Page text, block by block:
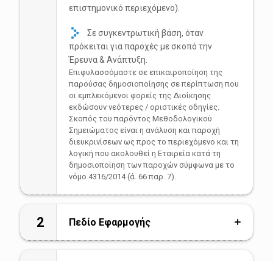
επιστημονικό περιεχόμενο).
Σε συγκεντρωτική βάση, όταν
πρόκειται για παροχές με σκοπό την
Έρευνα & Ανάπτυξη.
Επιφυλασσόμαστε σε επικαιροποίηση της
παρούσας δημοσιοποίησης σε περίπτωση που
οι εμπλεκόμενοι φορείς της Διοίκησης
εκδώσουν νεότερες / οριστικές οδηγίες.
Σκοπός του παρόντος Μεθοδολογικού
Σημειώματος είναι η ανάλυση και παροχή
διευκρινίσεων ως προς το περιεχόμενο και τη
λογική που ακολουθεί η Εταιρεία κατά τη
δημοσιοποίηση των παροχών σύμφωνα με το
νόμο 4316/2014 (ά. 66 παρ. 7).
2 Πεδίο Εφαρμογής